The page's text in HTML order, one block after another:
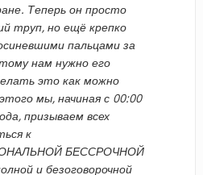
Теперь он просто
труп, но ещё крепко
пальцами за
нам нужно его
это как можно
мы, начиная с 00:00
призываем всех
к
БЕССРОЧНОЙ
и безоговорочной